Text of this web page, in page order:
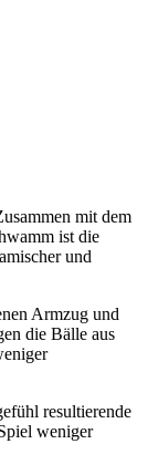
mit dem
ist die
und
Armzug und
die Bälle aus
resultierende
weniger